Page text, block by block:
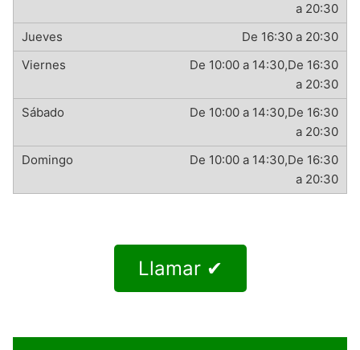
a 20:30
De 16:30 a 20:30
De 10:00 a 14:30,De 16:30
a 20:30
De 10:00 a 14:30,De 16:30
a 20:30
De 10:00 a 14:30,De 16:30
a 20:30
Llamar ✔